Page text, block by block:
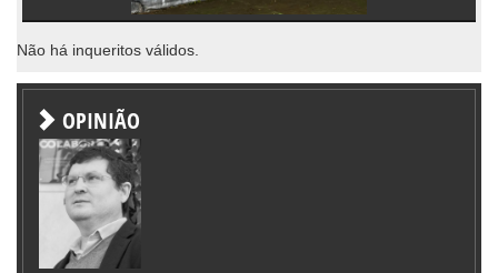
Não há inqueritos válidos.
OPINIÃO